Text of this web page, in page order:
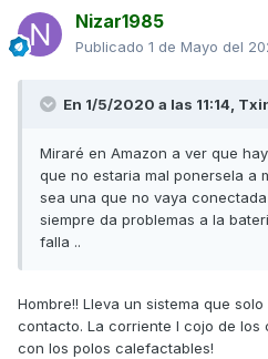
Nizar1985
Publicado 1 de Mayo del
En 1/5/2020 a las 11:14,
Miraré en Amazon a ver que
que no estaria mal ponersela a
sea una que no vaya
siempre da problemas a la
falla ..
Hombre!! Lleva un sistema que
contacto. La corriente l cojo de
con los polos calefactables!